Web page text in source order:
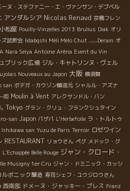
ーヌ・ステファニー・エ・ヴァンサン・デブベル
アンダルシア Nicolas Renaud 京橋フレン
松屋 Pouilly-Vinzelles 2013 Brulius Diak オリ
ズ試飲会 Iidabqshi Méli Mélo Chut ......Derain オ
Nara Seiya Antoine Aréna Event du Vin
ブリック広場 ジル・キャトリンヌ・ヴェル
Nouveaux au Japon 大阪 横須賀
san ボデガ・カウゾン醸造元 シャルル・アズナ
街 Moulin à Vent アレクサンドル・バン
Tokyo グラン・クリュ・フランクシュタイン
san Japon パザパ L'Herbefolle ラ・トルトゥ
Ishikawa san Yuzu de Paris Terroir ロゼワイン
RESTAURANT リョウさん ペグ メドック・グ
L'Echappée Belle Rouge ジャン・クロード・
Musigny 1er Cru ジャン・ドミニック・カッシ
ボニック醸造 寿司シェフ・ユウジロウさん
西南部 ドメーヌ・ジャッキー・プレス Franz